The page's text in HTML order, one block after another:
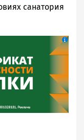
санатория